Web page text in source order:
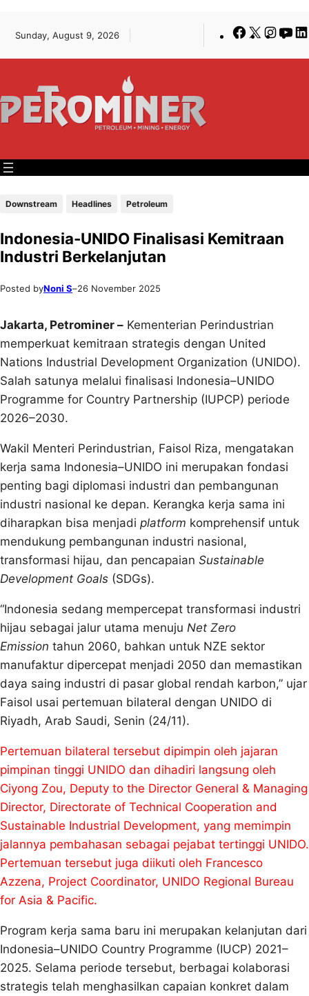
konten
content
Sunday, August 9, 2026 Facebook
X
Downstream Headlines Petroleum
Indonesia-UNIDO Finalisasi Kemitraan
Industri Berkelanjutan
Posted byNoni S–26 November 2025
Jakarta, Petrominer – Kementerian Perindustrian
memperkuat kemitraan strategis dengan United
Nations Industrial Development Organization (UNIDO).
Salah satunya melalui finalisasi Indonesia–UNIDO
Programme for Country Partnership (IUPCP) periode
2026–2030.
Wakil Menteri Perindustrian, Faisol Riza, mengatakan
kerja sama Indonesia–UNIDO ini merupakan fondasi
penting bagi diplomasi industri dan pembangunan
industri nasional ke depan. Kerangka kerja sama ini
diharapkan bisa menjadi platform komprehensif untuk
mendukung pembangunan industri nasional,
transformasi hijau, dan pencapaian Sustainable
Development Goals (SDGs).
“Indonesia sedang mempercepat transformasi industri
hijau sebagai jalur utama menuju Net Zero
Emission tahun 2060, bahkan untuk NZE sektor
manufaktur dipercepat menjadi 2050 dan memastikan
daya saing industri di pasar global rendah karbon,” ujar
Faisol usai pertemuan bilateral dengan UNIDO di
Riyadh, Arab Saudi, Senin (24/11).
Pertemuan bilateral tersebut dipimpin oleh jajaran
pimpinan tinggi UNIDO dan dihadiri langsung oleh
Ciyong Zou, Deputy to the Director General & Managing
Director, Directorate of Technical Cooperation and
Sustainable Industrial Development, yang memimpin
jalannya pembahasan sebagai pejabat tertinggi UNIDO.
Pertemuan tersebut juga diikuti oleh Francesco
Azzena, Project Coordinator, UNIDO Regional Bureau
for Asia & Pacific.
Program kerja sama baru ini merupakan kelanjutan dari
Indonesia–UNIDO Country Programme (IUCP) 2021–
2025. Selama periode tersebut, berbagai kolaborasi
strategis telah menghasilkan capaian konkret dalam